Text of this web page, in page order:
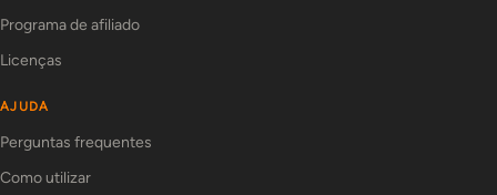
Programa de afiliado
Licenças
AJUDA
Perguntas frequentes
Como utilizar